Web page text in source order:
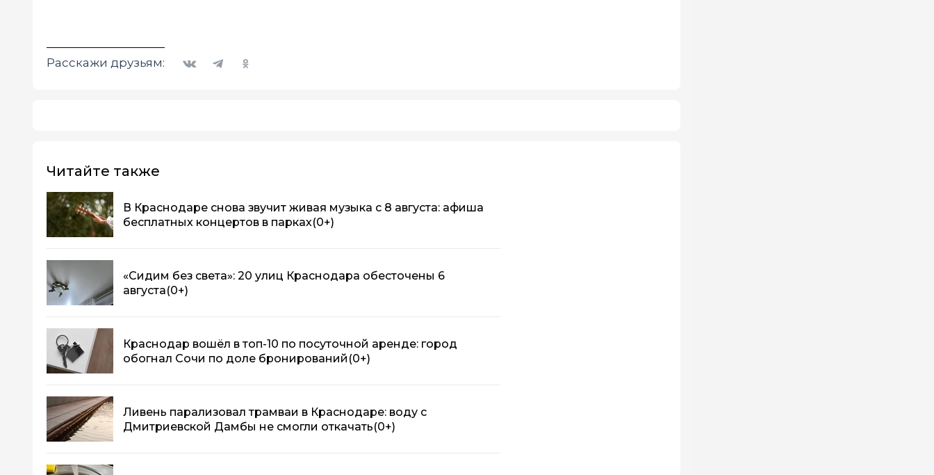
Расскажи друзьям:
Читайте также
В Краснодаре снова звучит живая музыка с 8 августа: афиша
бесплатных концертов в парках(0+)
«Сидим без света»: 20 улиц Краснодара обесточены 6
августа(0+)
Краснодар вошёл в топ-10 по посуточной аренде: город
обогнал Сочи по доле бронирований (0+)
Ливень парализовал трамваи в Краснодаре: воду с
Дмитриевской Дамбы не смогли откачать(0+)